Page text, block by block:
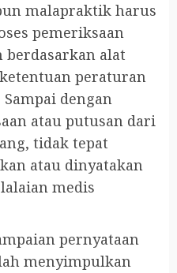
malapraktik harus
pemeriksaan
berdasarkan alat
peraturan
dengan
atau putusan dari
tidak tepat
atau dinyatakan
medis
pernyataan
menyimpulkan